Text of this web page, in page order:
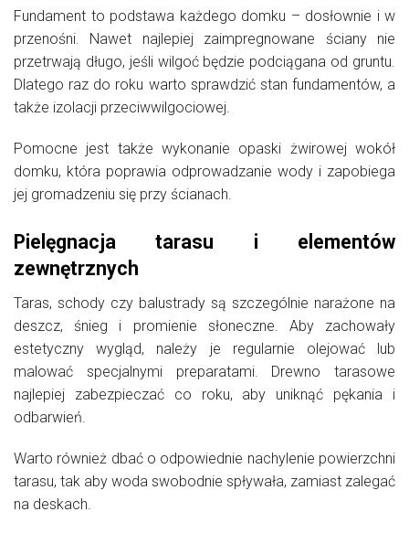
Fundament to podstawa każdego domku – dosłownie i w
przenośni. Nawet najlepiej zaimpregnowane ściany nie
przetrwają długo, jeśli wilgoć będzie podciągana od gruntu.
Dlatego raz do roku warto sprawdzić stan fundamentów, a
także izolacji przeciwwilgociowej.
Pomocne jest także wykonanie opaski żwirowej wokół
domku, która poprawia odprowadzanie wody i zapobiega
jej gromadzeniu się przy ścianach.
Pielęgnacja tarasu i elementów
zewnętrznych
Taras, schody czy balustrady są szczególnie narażone na
deszcz, śnieg i promienie słoneczne. Aby zachowały
estetyczny wygląd, należy je regularnie olejować lub
malować specjalnymi preparatami. Drewno tarasowe
najlepiej zabezpieczać co roku, aby uniknąć pękania i
odbarwień.
Warto również dbać o odpowiednie nachylenie powierzchni
tarasu, tak aby woda swobodnie spływała, zamiast zalegać
na deskach.